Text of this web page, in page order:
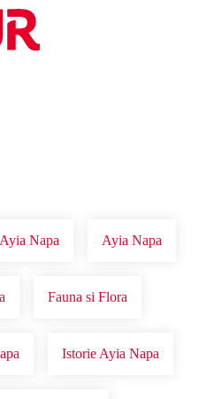
OFERTE DE NERATAT
Napa Ayia Napa
Fauna si Flora
Istorie Ayia Napa